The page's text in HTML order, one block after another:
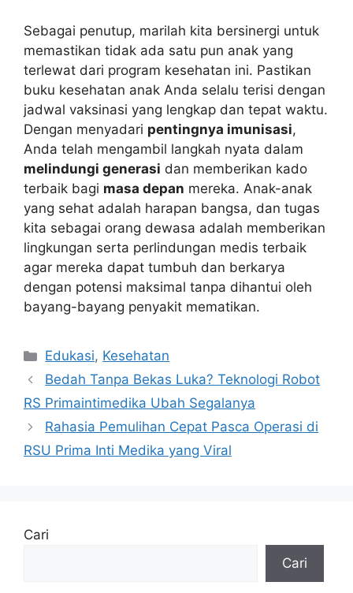
Sebagai penutup, marilah kita bersinergi untuk
memastikan tidak ada satu pun anak yang
terlewat dari program kesehatan ini. Pastikan
buku kesehatan anak Anda selalu terisi dengan
jadwal vaksinasi yang lengkap dan tepat waktu.
Dengan menyadari pentingnya imunisasi,
Anda telah mengambil langkah nyata dalam
melindungi generasi dan memberikan kado
terbaik bagi masa depan mereka. Anak-anak
yang sehat adalah harapan bangsa, dan tugas
kita sebagai orang dewasa adalah memberikan
lingkungan serta perlindungan medis terbaik
agar mereka dapat tumbuh dan berkarya
dengan potensi maksimal tanpa dihantui oleh
bayang-bayang penyakit mematikan.
Kategori
Edukasi, Kesehatan
Bedah Tanpa Bekas Luka? Teknologi Robot
RS Primaintimedika Ubah Segalanya
Rahasia Pemulihan Cepat Pasca Operasi di
RSU Prima Inti Medika yang Viral
Cari
Cari